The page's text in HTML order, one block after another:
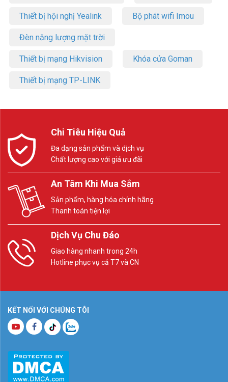
Thiết bị hội nghị Yealink Bộ phát wifi Imou
Đèn năng lượng mặt trời
Thiết bị mạng Hikvision Khóa cửa Goman
Thiết bị mạng TP-LINK
Chi Tiêu Hiệu Quả
Đa dạng sản phẩm và dịch vụ
Chất lượng cao với giá ưu đãi
An Tâm Khi Mua Sắm
Sản phẩm, hàng hóa chính hãng
Thanh toán tiện lợi
Dịch Vụ Chu Đáo
Giao hàng nhanh trong 24h
Hotline phục vụ cả T7 và CN
KẾT NỐI VỚI CHÚNG TÔI